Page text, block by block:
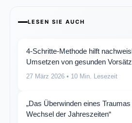
LESEN SIE AUCH
4-Schritte-Methode hilft
Umsetzen von gesunden
27 März 2026 • 10 Min. Lesezeit
„Das Überwinden eines
Wechsel der Jahreszeiten“